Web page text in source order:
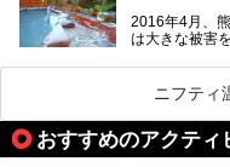
出すスーパー
をピックアッ
2016年4月、
は大きな被害
阿蘇山麓の南
荘」から
館」の2軒は
期は孤立状態
温泉」と「垂
ん。
ニフティ
おすすめのアクティ